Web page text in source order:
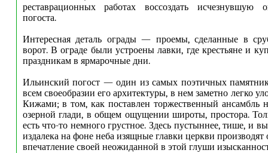
реставрационных работах воссоздать исчезнувшую
погоста.
Интересная деталь ограды — проемы, сделанные в
ворот. В ограде были устроены лавки, где крестьяне и
праздникам в ярмарочные дни.
Ильинский погост — один из самых поэтичных
всем своеобразии его архитектуры, в нем заметно легко
Кижами; в том, как поставлен торжественный ансамбль
озерной глади, в общем ощущении широты, простора.
есть что-то немного грустное. Здесь пустыннее, тише, и
издалека на фоне неба изящные главки церкви производят
впечатление своей неожиданной в этой глуши